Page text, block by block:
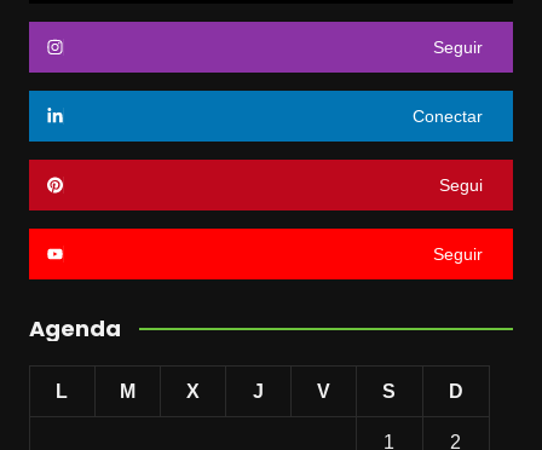
Seguir
Conectar
Segui
Seguir
Agenda
L M X J V S D
1 2